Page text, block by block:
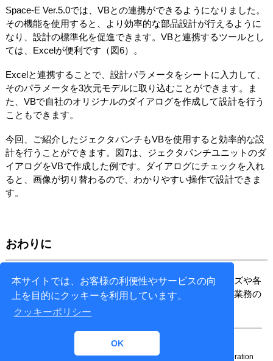
本サイトでは、お客様の利便性やサービスの向
上を目的にクッキーを利用しています。
クッキーポリシー
OK
Space-E Ver.5.0では、VBとの連携ができるようになりました。
その機能を使用すると、より効率的な部品設計が行えるように
なり、設計の標準化を促進できます。VBと連携するツールとし
ては、Excelが便利です（図6）。
Excelと連携することで、設計パラメータをシートに入力して、
そのパラメータを3次元モデルに取り込むことができます。ま
た、VBで自社のオリジナルのダイアログを作成して設計を行う
こともできます。
今回、ご紹介したジェクタパンチもVBを使用すると効率的な設
計を行うことができます。図7は、ジェクタパンチユニットのダ
イアログをVBで作成した例です。ダイアログにチェックを入れ
ると、画像が切り替わるので、わかりやすい操作で設計できま
す。
おわりに
コンサルティンググループでは、システムのカスタマイズや各
種金型部品のデータを作成しています。今後もお客様の業務の
効率化を実現するために取り組んでいきます。
2026 NTT DATA ENGINEERING SYSTEMS Corporation